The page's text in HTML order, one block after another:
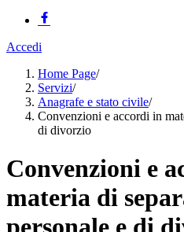
Accedi
Home Page/
Servizi/
Anagrafe e stato civile/
Convenzioni e accordi in
di divorzio
Convenzioni e
materia di